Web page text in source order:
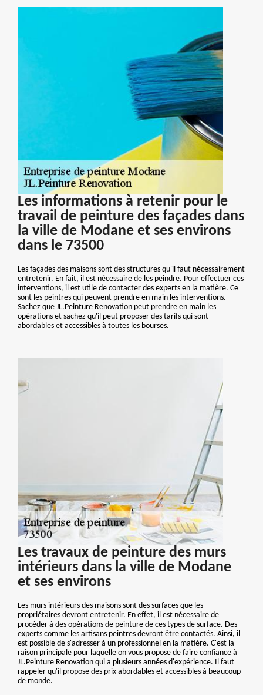
Les informations à retenir pour le
travail de peinture des façades dans
la ville de Modane et ses environs
dans le 73500
Les façades des maisons sont des structures qu'il faut nécessairement
entretenir. En fait, il est nécessaire de les peindre. Pour effectuer ces
interventions, il est utile de contacter des experts en la matière. Ce
sont les peintres qui peuvent prendre en main les interventions.
Sachez que JL.Peinture Renovation peut prendre en main les
opérations et sachez qu'il peut proposer des tarifs qui sont
abordables et accessibles à toutes les bourses.
Les travaux de peinture des murs
intérieurs dans la ville de Modane
et ses environs
Les murs intérieurs des maisons sont des surfaces que les
propriétaires devront entretenir. En effet, il est nécessaire de
procéder à des opérations de peinture de ces types de surface. Des
experts comme les artisans peintres devront être contactés. Ainsi, il
est possible de s'adresser à un professionnel en la matière. C'est la
raison principale pour laquelle on vous propose de faire confiance à
JL.Peinture Renovation qui a plusieurs années d'expérience. Il faut
rappeler qu'il propose des prix abordables et accessibles à beaucoup
de monde.